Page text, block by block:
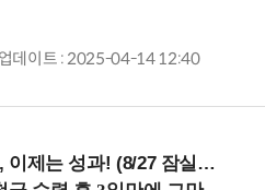
업데이트 : 2025-04-14 12:40
제는 성과! (8/27 잠실역)